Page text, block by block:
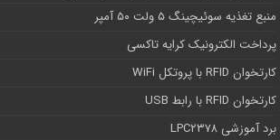
منبع تغذیه سوئیچینگ ۵ ولت ۵۰ آمپر
پرداخت الکترونیک کرایه تاکسی
کارتخوان RFID با پروتکل WiFi
کارتخوان RFID با رابط USB
برد آموزشی LPC۲۳۷۸